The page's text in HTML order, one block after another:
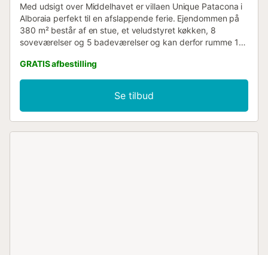
Med udsigt over Middelhavet er villaen Unique Patacona i
Alboraia perfekt til en afslappende ferie. Ejendommen på
380 m² består af en stue, et veludstyret køkken, 8
soveværelser og 5 badeværelser og kan derfor rumme 16
Fi (egnet til videoopkald), et tv, aircondition, en
vaskemaskine, en tørretumbler samt børnebøger og
legetøj. En babyseng og en barnestol er også tilgængelig.
Denne feriebolig tilbyder en privat pool, have, terrasse,
balkon, grill og udendørs bruser, som gæsterne kan nyde.
GRATIS afbestilling
Se tilbud